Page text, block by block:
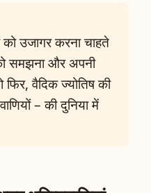
उजागर करना चाहते
समझना और अपनी
वैदिक ज्योतिष की
– की दुनिया में